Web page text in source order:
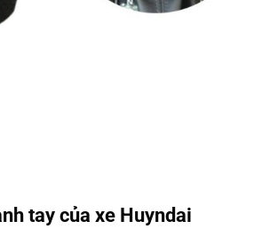
tay của xe Huyndai